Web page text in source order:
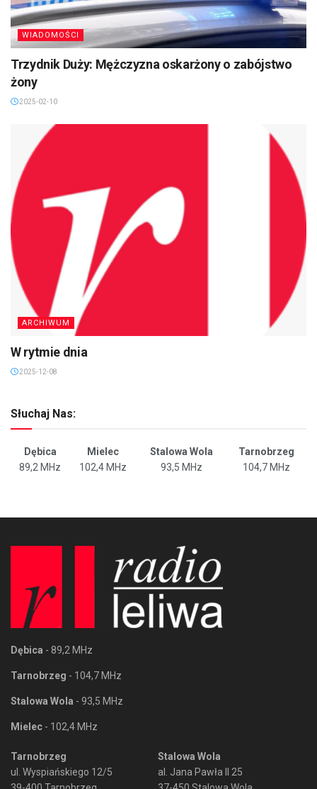
WIADOMOŚCI
Trzydnik Duży: Mężczyzna oskarżony o zabójstwo
żony
2025-02-10
ARCHIWUM
W rytmie dnia
2025-12-08
Słuchaj Nas:
Dębica Mielec Stalowa Wola
Tarnobrzeg
89,2 MHz
102,4 MHz 93,5 MHz 104,7 MHz
Dębica - 89,2 MHz
Tarnobrzeg - 104,7 MHz
Stalowa Wola - 93,5 MHz
Mielec - 102,4 MHz
Tarnobrzeg
ul. Wyspiańskiego 12/5
Stalowa Wola
al. Jana Pawła II 25